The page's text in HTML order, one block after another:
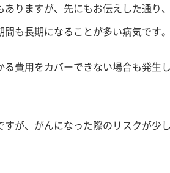
りますが、先にもお伝えした通り
も長期になることが多い病気です。
費用をカバーできない場合も発生
が、がんになった際のリスクが少